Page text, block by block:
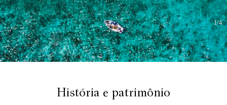
1/4
História e patrimônio